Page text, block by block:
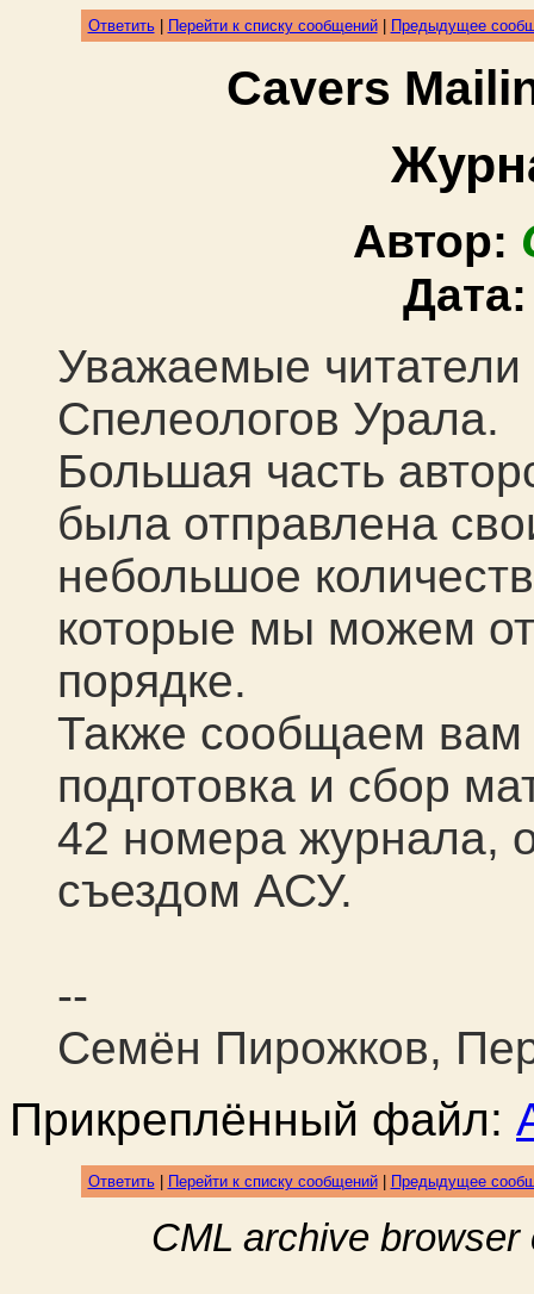
Ответить| Перейти к списку сообщений| Предыдущее
Cavers
Автор:
Уважаемые
Спелеологов Урала.
Большая часть
была отправлена
небольшое
которые мы можем
порядке.
Также сообщаем вам
подготовка и сбор
42 номера журнала,
съездом АСУ.
--
Семён Пирожков,
Прикреплённый файл:
Ответить| Перейти к списку сообщений| Предыдущее
CML archive